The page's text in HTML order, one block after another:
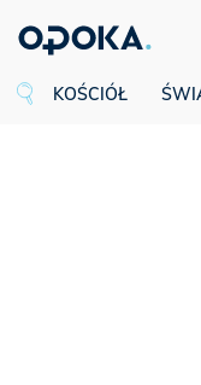
KOŚCIÓŁ